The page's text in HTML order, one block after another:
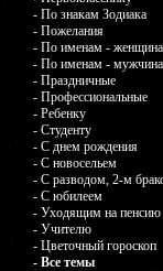
- По знакам Зодиака
- Пожелания
- По именам -
- По именам -
- Праздничные
- Профессиональные
- Ребенку
- Студенту
- С днем рождения
- С новосельем
- С разводом, 2-м
- С юбилеем
- Уходящим на пенсию
- Учителю
- Цветочный гороскоп
- Все темы